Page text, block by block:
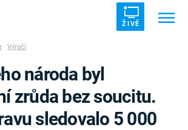
ŽIVĚ
DÁVNOVĚKU
Výročí
národa byl
zrůda bez soucitu.
sledovalo 5 000